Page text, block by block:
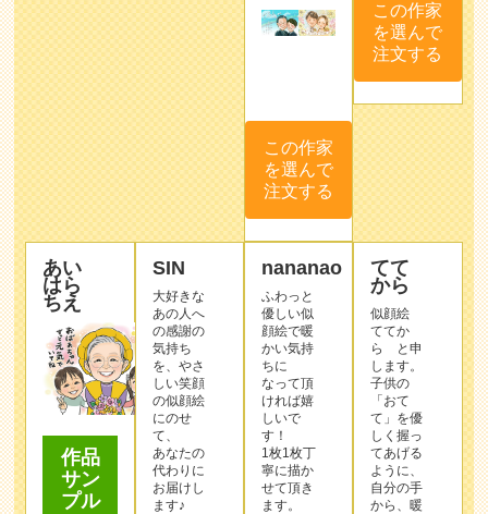
この作家
を選んで
注文する
この作家
を選んで
注文する
あい
はら
ちえ
作品
サン
プル
SIN
大好きな
あの人へ
の感謝の
気持ち
を、やさ
しい笑顔
の似顔絵
にのせ
て、
あなたの
代わりに
お届けし
ます♪
nananao
ふわっと
優しい似
顔絵で暖
かい気持
ちに
なって頂
ければ嬉
しいで
す！
1枚1枚丁
寧に描か
せて頂き
ます。
てて
から
似顔絵
ててか
ら と申
します。
子供の
「おて
て」を優
しく握っ
てあげる
ように、
自分の手
から、暖